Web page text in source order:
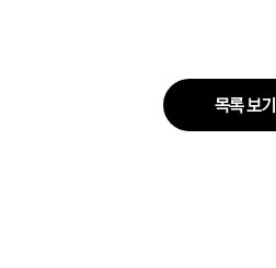
목록 보기